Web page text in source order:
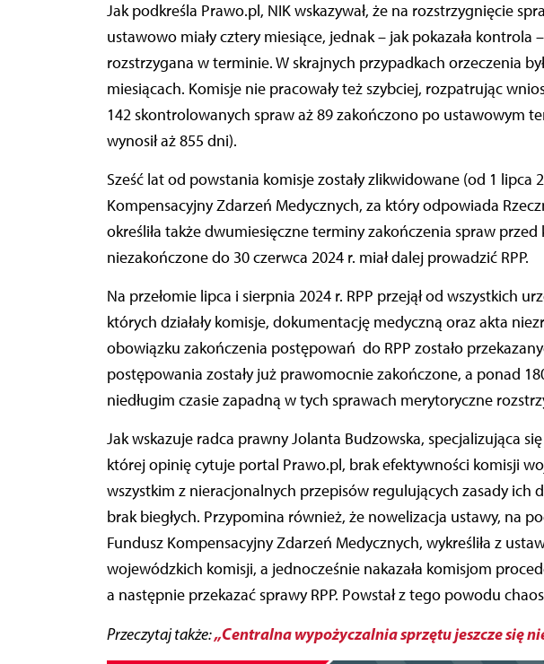
Jak podkreśla Prawo.pl, NIK wskazywał, że na rozstrzygnięcie
ustawowo miały cztery miesiące, jednak – jak pokazała kontrola
rozstrzygana w terminie. W skrajnych przypadkach orzeczenia
miesiącach. Komisje nie pracowały też szybciej, rozpatrując
142 skontrolowanych spraw aż 89 zakończono po ustawowym
wynosił aż 855 dni).
Sześć lat od powstania komisje zostały zlikwidowane (od 1 lipca
Kompensacyjny Zdarzeń Medycznych, za który odpowiada
określiła także dwumiesięczne terminy zakończenia spraw
niezakończone do 30 czerwca 2024 r. miał dalej prowadzić RPP.
Na przełomie lipca i sierpnia 2024 r. RPP przejął od wszystkich
których działały komisje, dokumentację medyczną oraz akta
obowiązku zakończenia postępowań do RPP zostało
postępowania zostały już prawomocnie zakończone, a ponad
niedługim czasie zapadną w tych sprawach merytoryczne
Jak wskazuje radca prawny Jolanta Budzowska, specjalizująca
której opinię cytuje portal Prawo.pl, brak efektywności komisji
wszystkim z nieracjonalnych przepisów regulujących zasady ich
brak biegłych. Przypomina również, że nowelizacja ustawy, na
Fundusz Kompensacyjny Zdarzeń Medycznych, wykreśliła z
wojewódzkich komisji, a jednocześnie nakazała komisjom
a następnie przekazać sprawy RPP. Powstał z tego powodu
Przeczytaj także:„Centralna wypożyczalnia sprzętu jeszcze się